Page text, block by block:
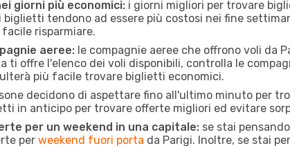
giorni più economici: i giorni migliori per trovare
tendono ad essere più costosi nei fine
risparmiare.
aeree: le compagnie aeree che offrono voli da
ti offre l'elenco dei voli disponibili, controlla le
più facile trovare biglietti economici.
decidono di aspettare fino all'ultimo minuto per
in anticipo per trovare offerte migliori ed evitare
per un weekend in una capitale: se stai
per weekend fuori porta da Parigi. Inoltre, se stai